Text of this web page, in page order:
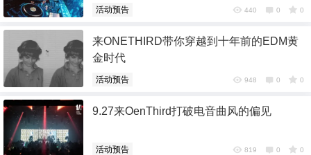
活动预告 440 0 0
来ONETHIRD带你穿越到十年前的EDM黄
金时代
活动预告 948 0 0
9.27来OenThird打破电音曲风的偏见
活动预告 819 0 0
QQ登录